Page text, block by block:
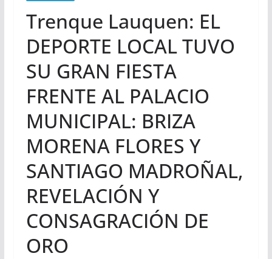
Trenque Lauquen: EL
DEPORTE LOCAL TUVO
SU GRAN FIESTA
FRENTE AL PALACIO
MUNICIPAL: BRIZA
MORENA FLORES Y
SANTIAGO MADROÑAL,
REVELACIÓN Y
CONSAGRACIÓN DE
ORO